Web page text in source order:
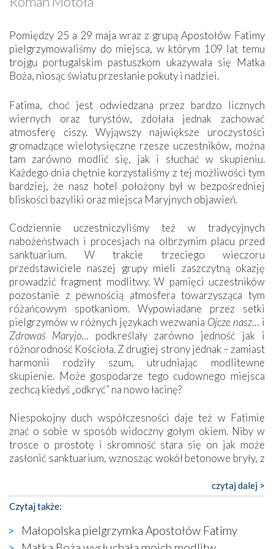
Pomiędzy 25 a 29 maja wraz z grupą Apostołów Fatimy
pielgrzymowaliśmy do miejsca, w którym 109 lat temu
trojgu portugalskim pastuszkom ukazywała się Matka
Boża, niosąc światu przesłanie pokuty i nadziei.
Fatima, choć jest odwiedzana przez bardzo licznych
wiernych oraz turystów, zdołała jednak zachować
atmosferę ciszy. Wyjąwszy największe uroczystości
gromadzące wielotysięczne rzesze uczestników, można
tam zarówno modlić się, jak i słuchać w skupieniu.
Każdego dnia chętnie korzystaliśmy z tej możliwości tym
bardziej, że nasz hotel położony był w bezpośredniej
bliskości bazyliki oraz miejsca Maryjnych objawień.
Codziennie uczestniczyliśmy też w tradycyjnych
nabożeństwach i procesjach na olbrzymim placu przed
sanktuarium. W trakcie trzeciego wieczoru
przedstawiciele naszej grupy mieli zaszczytną okazję
prowadzić fragment modlitwy. W pamięci uczestników
pozostanie z pewnością atmosfera towarzysząca tym
różańcowym spotkaniom. Wypowiadane przez setki
pielgrzymów w różnych językach wezwania Ojcze nasz… i
Zdrowaś Maryjo… podkreślały zarówno jedność jak i
różnorodność Kościoła. Z drugiej strony jednak – zamiast
harmonii rodziły szum, utrudniając modlitewne
skupienie. Może gospodarze tego cudownego miejsca
zechcą kiedyś „odkryć” na nowo łacinę?
Niespokojny duch współczesności daje też w Fatimie
znać o sobie w sposób widoczny gołym okiem. Niby w
trosce o prostotę i skromność stara się on jak może
zasłonić sanktuarium, wznosząc wokół betonowe bryły, z
katolickiego kultu. Tylko co wspólnego z żywą,
autentyczną wiarą mogą mieć płaskie, szare bunkry albo
kaplice, w których Tabernakulum przypomina bardziej
skrzynkę na narzędzia? Albo co powiedzieć o ustawionym
tuż przy nowej bazylice wielkim krzyżu, na którym
czytaj dalej >
Czytaj także:
Małopolska pielgrzymka Apostołów Fatimy